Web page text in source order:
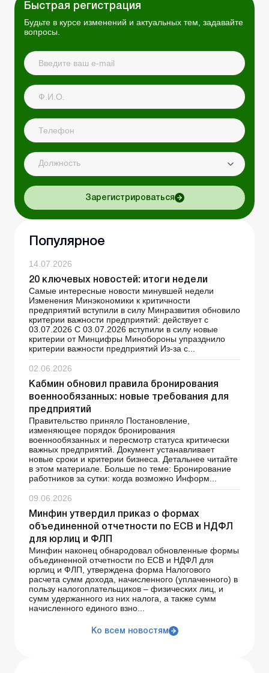
Быстрая регистрация
Будьте в курсе изменений и актуальных тем, задавайте
вопросы.
Должность
Зарегистрироваться
Популярное
14.07.2026
20 ключевых новостей: итоги недели
Самые интересные новости минувшей недели
Изменения Минэкономики к критичности
предприятий вступили в силу Минразвития обновило
критерии важности предприятий: действует с
03.07.2026 С 03.07.2026 вступили в силу новые
критерии от Минцифры Минобороны упразднило
критерии важности предприятий Из-за с...
02.06.2026
Кабмин обновил правила бронирования
военнообязанных: новые требования для
предприятий
Правительство приняло Постановление,
изменяющее порядок бронирования
военнообязанных и пересмотр статуса критически
важных предприятий. Документ устанавливает
новые сроки и критерии бизнеса. Детальнее читайте
в этом материале. Больше по теме: Бронирование
работников за сутки: когда возможно Информ...
09.06.2026
Минфин утвердил приказ о формах
объединенной отчетности по ЕСВ и НДФЛ
для юрлиц и ФЛП
Минфин наконец обнародовал обновленные формы
объединенной отчетности по ЕСВ и НДФЛ для
юрлиц и ФЛП, утверждена форма Налогового
расчета сумм дохода, начисленного (уплаченного) в
пользу налогоплательщиков – физических лиц, и
сумм удержанного из них налога, а также сумм
начисленного единого взно...
Ко всем новостям